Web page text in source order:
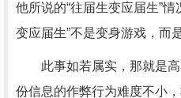
他所说的“往届生变应届生”情
变应届生”不是变身游戏，而
此事如若属实，那就是高
份信息的作弊行为难度不小